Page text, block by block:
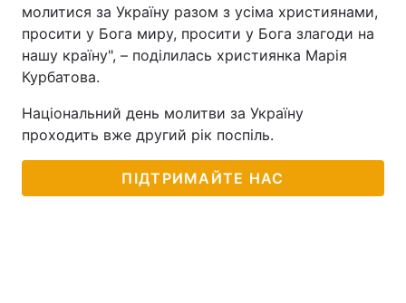
молитися за Україну разом з усіма християнами,
просити у Бога миру, просити у Бога злагоди на
нашу країну", – поділилась християнка Марія
Курбатова.
Національний день молитви за Україну
проходить вже другий рік поспіль.
ПІДТРИМАЙТЕ НАС